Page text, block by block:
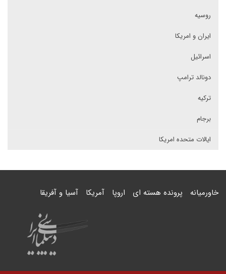
روسیه
ایران و امریکا
اسرائیل
دونالد ترامپ
ترکیه
برجام
ایالات متحده امریکا
خاورمیانه پرونده هسته ای اروپا آمریکا آسیا و آفریقا